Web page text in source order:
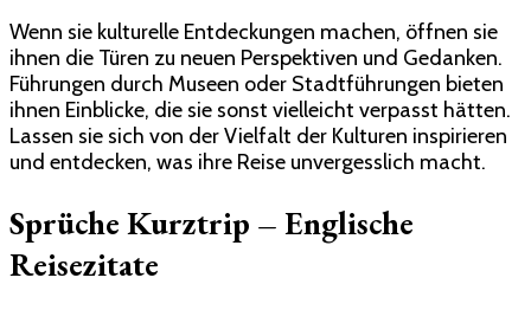
Wenn sie kulturelle Entdeckungen machen, öffnen sie
ihnen die Türen zu neuen Perspektiven und Gedanken.
Führungen durch Museen oder Stadtführungen bieten
ihnen Einblicke, die sie sonst vielleicht verpasst hätten.
Lassen sie sich von der Vielfalt der Kulturen inspirieren
und entdecken, was ihre Reise unvergesslich macht.
Sprüche Kurztrip – Englische
Reisezitate